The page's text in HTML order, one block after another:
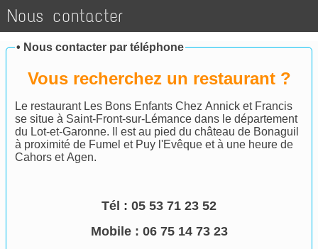
Nous contacter
• Nous contacter par téléphone
Vous recherchez un restaurant ?
Le restaurant Les Bons Enfants Chez Annick et Francis
se situe à Saint-Front-sur-Lémance dans le département
du Lot-et-Garonne. Il est au pied du château de Bonaguil
à proximité de Fumel et Puy l'Evêque et à une heure de
Cahors et Agen.
Tél : 05 53 71 23 52
Mobile : 06 75 14 73 23